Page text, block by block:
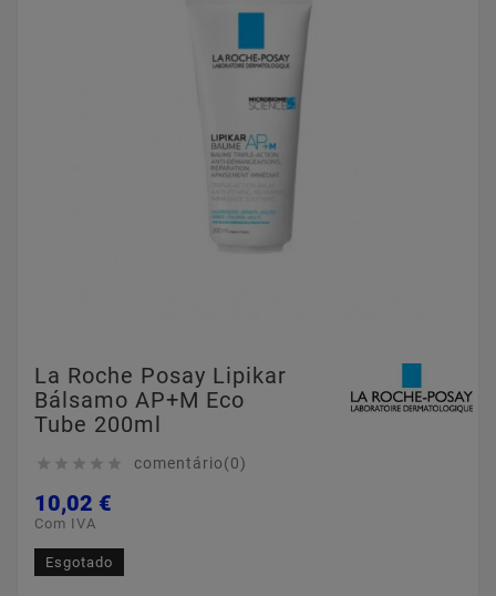
La Roche Posay Lipikar
Bálsamo AP+M Eco
Tube 200ml
     comentário(0)
10,02 €
Com IVA
Esgotado